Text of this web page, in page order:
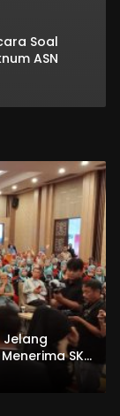
Soal
ASN
Jelang
SKL